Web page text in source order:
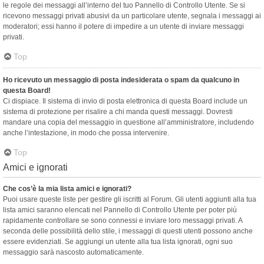
le regole dei messaggi all’interno del tuo Pannello di Controllo Utente. Se si
ricevono messaggi privati ​​abusivi da un particolare utente, segnala i messaggi ai
moderatori; essi hanno il potere di impedire a un utente di inviare messaggi
privati​​.
Top
Ho ricevuto un messaggio di posta indesiderata o spam da qualcuno in
questa Board!
Ci dispiace. Il sistema di invio di posta elettronica di questa Board include un
sistema di protezione per risalire a chi manda questi messaggi. Dovresti
mandare una copia del messaggio in questione all’amministratore, includendo
anche l’intestazione, in modo che possa intervenire.
Top
Amici e ignorati
Che cos’è la mia lista amici e ignorati?
Puoi usare queste liste per gestire gli iscritti al Forum. Gli utenti aggiunti alla tua
lista amici saranno elencati nel Pannello di Controllo Utente per poter più
rapidamente controllare se sono connessi e inviare loro messaggi privati. A
seconda delle possibilità dello stile, i messaggi di questi utenti possono anche
essere evidenziati. Se aggiungi un utente alla tua lista ignorati, ogni suo
messaggio sarà nascosto automaticamente.